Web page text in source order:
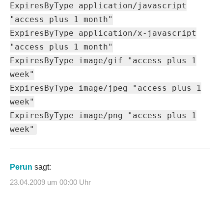
ExpiresByType application/javascript
"access plus 1 month"
ExpiresByType application/x-javascript
"access plus 1 month"
ExpiresByType image/gif "access plus 1
week"
ExpiresByType image/jpeg "access plus 1
week"
ExpiresByType image/png "access plus 1
week"
Perun sagt:
23.04.2009 um 00:00 Uhr